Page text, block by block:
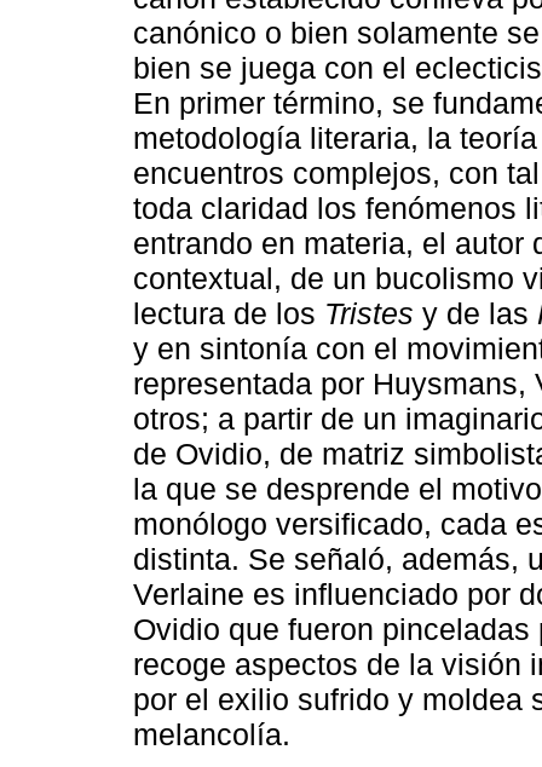
canónico o bien solamente
bien se juega con el
En primer término, se
metodología literaria, la
encuentros complejos, con
toda claridad los fenómenos
entrando en materia, el autor
contextual, de un bucolismo
lectura de los Tristes y de las
y en sintonía con el
representada por
otros; a partir de un
de Ovidio, de matriz
la que se desprende el
monólogo versificado, cada
distinta. Se señaló, además,
Verlaine es influenciado por
Ovidio que fueron
recoge aspectos de la visión
por el exilio sufrido y moldea
melancolía.